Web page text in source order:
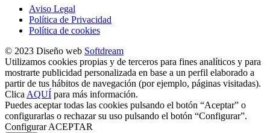
Aviso Legal
Política de Privacidad
Política de cookies
© 2023 Diseño web Softdream
Utilizamos cookies propias y de terceros para fines analíticos y para
mostrarte publicidad personalizada en base a un perfil elaborado a
partir de tus hábitos de navegación (por ejemplo, páginas visitadas).
Clica AQUÍ para más información.
Puedes aceptar todas las cookies pulsando el botón “Aceptar” o
configurarlas o rechazar su uso pulsando el botón “Configurar”.
Configurar ACEPTAR